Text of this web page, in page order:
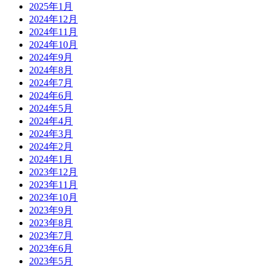
2025年1月
2024年12月
2024年11月
2024年10月
2024年9月
2024年8月
2024年7月
2024年6月
2024年5月
2024年4月
2024年3月
2024年2月
2024年1月
2023年12月
2023年11月
2023年10月
2023年9月
2023年8月
2023年7月
2023年6月
2023年5月